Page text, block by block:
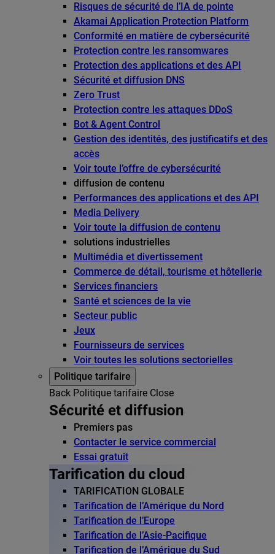
Risques de sécurité de l’IA de pointe
Akamai Application Protection Platform
Conformité en matière de cybersécurité
Protection contre les ransomwares
Protection des applications et des API
Sécurité et diffusion DNS
Zero Trust
Protection contre les attaques DDoS
Bot & Agent Control
Gestion des identités, des justificatifs et des
accès
Voir toute l’offre de cybersécurité
diffusion de contenu
Performances des applications et des API
Media Delivery
Voir toute la diffusion de contenu
solutions industrielles
Multimédia et divertissement
Commerce de détail, tourisme et hôtellerie
Services financiers
Santé et sciences de la vie
Secteur public
Jeux
Fournisseurs de services
Voir toutes les solutions sectorielles
Politique tarifaire
Back Politique tarifaire Close
Sécurité et diffusion
Premiers pas
Contacter le service commercial
Essai gratuit
Tarification du cloud
TARIFICATION GLOBALE
Tarification de l’Amérique du Nord
Tarification de l’Europe
Tarification de l’Asie-Pacifique
Tarification de l’Amérique du Sud